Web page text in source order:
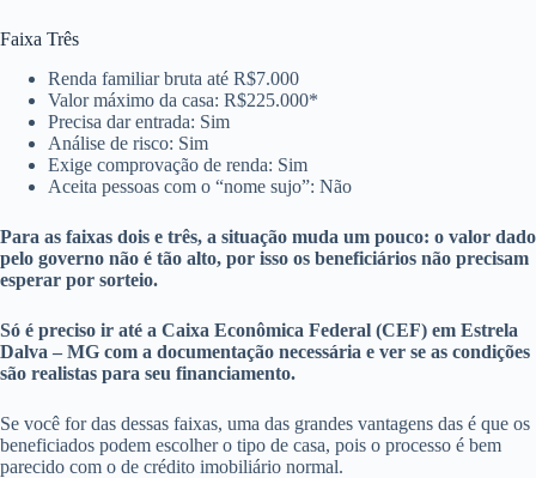
Faixa Três
Renda familiar bruta até R$7.000
Valor máximo da casa: R$225.000*
Precisa dar entrada: Sim
Análise de risco: Sim
Exige comprovação de renda: Sim
Aceita pessoas com o “nome sujo”: Não
Para as faixas dois e três, a situação muda um pouco: o valor dado
pelo governo não é tão alto, por isso os beneficiários não precisam
esperar por sorteio.
Só é preciso ir até a Caixa Econômica Federal (CEF) em Estrela
Dalva – MG com a documentação necessária e ver se as condições
são realistas para seu financiamento.
Se você for das dessas faixas, uma das grandes vantagens das é que os
beneficiados podem escolher o tipo de casa, pois o processo é bem
parecido com o de crédito imobiliário normal.